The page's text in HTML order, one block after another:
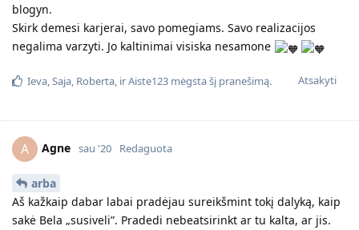
blogyn.
Skirk demesi karjerai, savo pomegiams. Savo realizacijos
negalima varzyti. Jo kaltinimai visiska nesamone
Atsakyti
Ieva,Saja, Roberta, irAiste123 mėgsta šį pranešimą.
A Agne sau '20 Redaguota
arba
Aš kažkaip dabar labai pradėjau sureikšmint tokį dalyką, kaip
sakė Bela „susiveli”. Pradedi nebeatsirinkt ar tu kalta, ar jis.